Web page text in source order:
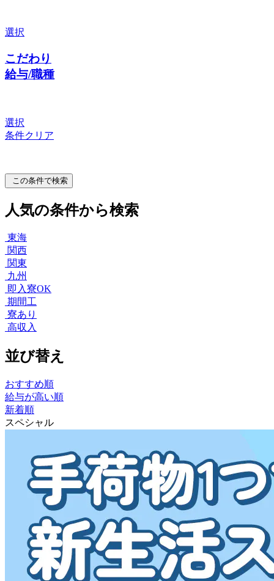
選択
こだわり
給与/職種
選択
条件クリア
この条件で検索
人気の条件から検索
東海
関西
関東
九州
即入寮OK
期間工
寮あり
高収入
並び替え
おすすめ順
給与が高い順
新着順
スペシャル